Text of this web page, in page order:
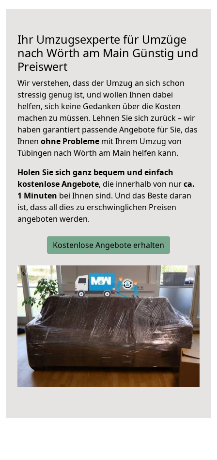
Ihr Umzugsexperte für Umzüge
nach Wörth am Main Günstig und
Preiswert
Wir verstehen, dass der Umzug an sich schon
stressig genug ist, und wollen Ihnen dabei
helfen, sich keine Gedanken über die Kosten
machen zu müssen. Lehnen Sie sich zurück – wir
haben garantiert passende Angebote für Sie, das
Ihnen ohne Probleme mit Ihrem Umzug von
Tübingen nach Wörth am Main helfen kann.
Holen Sie sich ganz bequem und einfach
kostenlose Angebote, die innerhalb von nurca.
1 Minuten bei Ihnen sind. Und das Beste daran
ist, dass all dies zu erschwinglichen Preisen
angeboten werden.
Kostenlose Angebote erhalten